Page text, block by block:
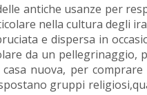
antiche usanze per
nella cultura degli
e dispersa in
da un pellegrinaggio,
nuova, per
gruppi